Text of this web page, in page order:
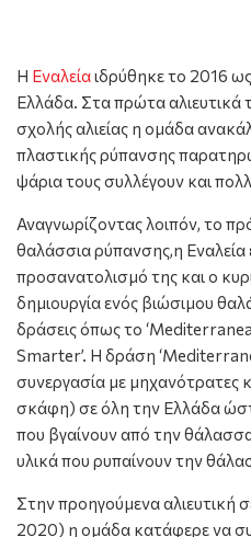
Η Εναλείαιδρύθηκε το 2016
Ελλάδα. Στα πρώτα αλιευτικά
σχολής αλιείας η ομάδα
πλαστικής ρύπανσης
ψάρια τους συλλέγουν και
Αναγνωρίζοντας λοιπόν, το
θαλάσσια ρύπανσης,η
προσανατολισμό της και ο
δημιουργία ενός βιώσιμου
δράσεις όπως το
Smarter’. Η δράση
συνεργασία με μηχανότρατες
σκάφη) σε όλη την Ελλάδα
που βγαίνουν από την
υλικά που ρυπαίνουν την
Στην προηγούμενα αλιευτική
2020) η ομάδα κατάφερε να